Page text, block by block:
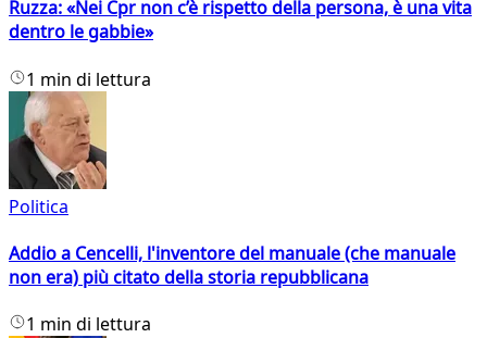
Ruzza: «Nei Cpr non c’è rispetto della persona, è una vita
dentro le gabbie»
1 min di lettura
Politica
Addio a Cencelli, l'inventore del manuale (che manuale
non era) più citato della storia repubblicana
1 min di lettura